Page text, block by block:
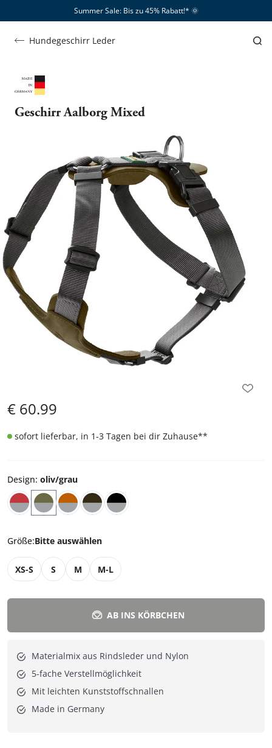
Summer Sale: Bis zu 45% Rabatt!*​ 🌞
Hundegeschirr Leder
Geschirr Aalborg Mixed
€ 60.99
sofort lieferbar, in 1-3 Tagen bei dir Zuhause**
Design: oliv/grau
Größe:Bitte auswählen
XS-S S M M-L
AB INS KÖRBCHEN
Materialmix aus Rindsleder und Nylon
5-fache Verstellmöglichkeit
Mit leichten Kunststoffschnallen
Made in Germany